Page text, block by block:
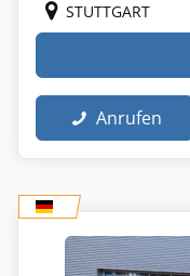
STUTTGART
Anrufen